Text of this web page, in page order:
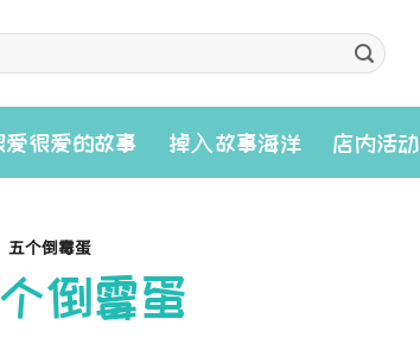
爱很爱的故事 掉入故事海洋 店内活动
五个倒霉蛋
倒霉蛋